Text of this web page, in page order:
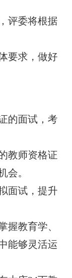
评委将根据
要求，做好
的面试，考
教师资格证
会。
面试，提升
握教育学、
能够灵活运